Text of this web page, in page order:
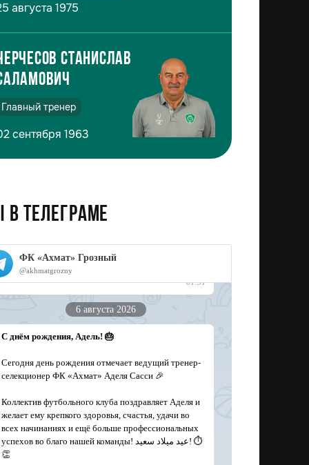
августа 1975
Станислав
Главный тренер
сентября 1963
телеграме